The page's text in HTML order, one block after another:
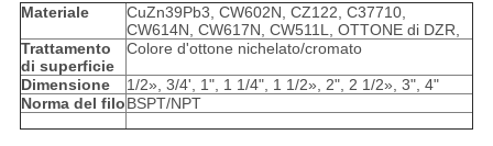
Materiale
CuZn39Pb3, CW602N, CZ122, C37710,
CW614N, CW617N, CW511L, OTTONE di DZR,
Trattamento
di superficie
Colore d'ottone nichelato/cromato
Dimensione
1/2», 3/4', 1", 1 1/4", 1 1/2», 2", 2 1/2», 3", 4"
Norma del filoBSPT/NPT